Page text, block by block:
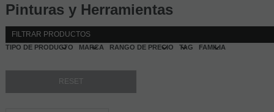
Pinturas y Herramientas
FILTRAR PRODUCTOS
TIPO DE PRODUCTO MARCA RANGO DE PRECIO TAG FAMILIA